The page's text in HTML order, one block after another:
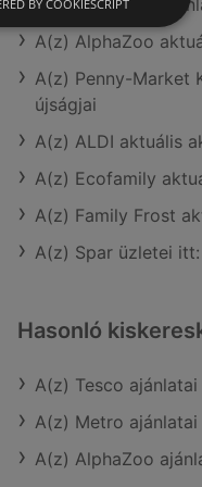
A(z) Müller HU
A(z) AlphaZoo
A(z) Penny-Market
újságjai
A(z) ALDI aktuális
A(z) Ecofamily
A(z) Family Frost
A(z) Spar üzletei
Hasonló
A(z) Tesco ajánlatai
A(z) Metro ajánlatai
A(z) AlphaZoo
BY COOKIESCRIPT